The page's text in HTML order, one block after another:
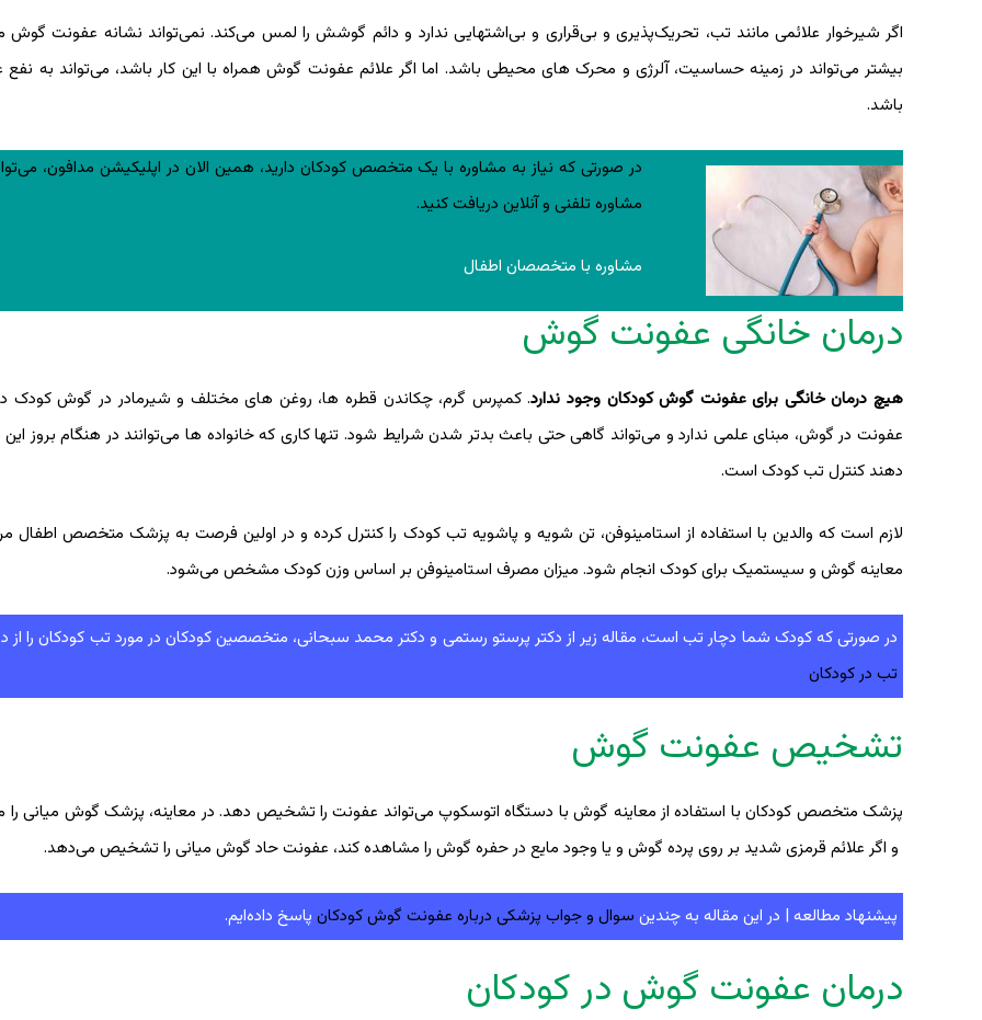
اگر شیرخوار علائمی مانند تب، تحریک‌پذیری و بی‌قراری و بی‌اشتهایی ندارد و دائم گوشش را لمس می‌کند. نمی‌تواند نشانه عفونت گوش
بیشتر می‌تواند در زمینه حساسیت، آلرژی و محرک های محیطی باشد. اما اگر علائم عفونت گوش همراه با این کار باشد، می‌تواند به
باشد.
در صورتی که نیاز به مشاوره با یک متخصص کودکان دارید، همین الان در اپلیکیشن مدافون،
مشاوره تلفنی و آنلاین دریافت کنید.
مشاوره با متخصصان اطفال
درمان خانگی عفونت گوش
هیچ درمان خانگی برای عفونت گوش کودکان وجود ندارد. کمپرس گرم، چکاندن قطره ها، روغن های مختلف و شیرمادر در گوش کودک
عفونت در گوش، مبنای علمی ندارد و می‌تواند گاهی حتی باعث بدتر شدن شرایط شود. تنها کاری که خانواده ها می‌توانند در هنگام بروز این
دهند کنترل تب کودک است.
لازم است که والدین با استفاده از استامینوفن، تن شویه و پاشویه تب کودک را کنترل کرده و در اولین فرصت به پزشک متخصص اطفال
معاینه گوش و سیستمیک برای کودک انجام شود. میزان مصرف استامینوفن بر اساس وزن کودک مشخص می‌شود.
در صورتی که کودک شما دچار تب است، مقاله زیر از دکتر پرستو رستمی و دکتر محمد سبحانی، متخصصین کودکان در مورد تب کودکان را
تب در کودکان
تشخیص عفونت گوش
پزشک متخصص کودکان با استفاده از معاینه گوش با دستگاه اتوسکوپ می‌تواند عفونت را تشخیص دهد. در معاینه، پزشک گوش میانی را
و اگر علائم قرمزی شدید بر روی پرده گوش و یا وجود مایع در حفره گوش را مشاهده کند، عفونت حاد گوش میانی را تشخیص می‌دهد.
پیشنهاد مطالعه | در این مقاله به چندین سوال و جواب پزشکی درباره عفونت گوش کودکان پاسخ داده‌ایم.
درمان عفونت گوش در کودکان